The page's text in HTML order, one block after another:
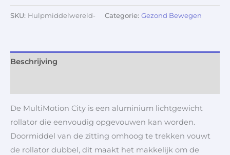
SKU: Hulpmiddelwereld- Categorie: Gezond Bewegen
Beschrijving
De MultiMotion City is een aluminium lichtgewicht
rollator die eenvoudig opgevouwen kan worden.
Doormiddel van de zitting omhoog te trekken vouwt
de rollator dubbel, dit maakt het makkelijk om de